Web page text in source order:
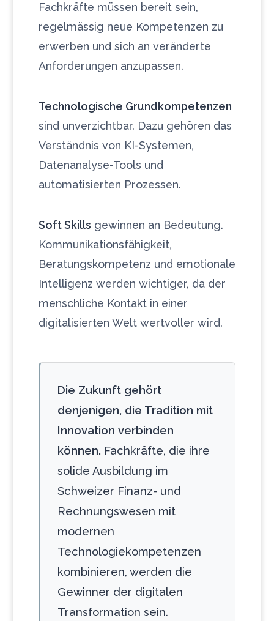
Fachkräfte müssen bereit sein,
regelmässig neue Kompetenzen zu
erwerben und sich an veränderte
Anforderungen anzupassen.
Technologische Grundkompetenzen
sind unverzichtbar. Dazu gehören das
Verständnis von KI-Systemen,
Datenanalyse-Tools und
automatisierten Prozessen.
Soft Skills gewinnen an Bedeutung.
Kommunikationsfähigkeit,
Beratungskompetenz und emotionale
Intelligenz werden wichtiger, da der
menschliche Kontakt in einer
digitalisierten Welt wertvoller wird.
Die Zukunft gehört
denjenigen, die Tradition mit
Innovation verbinden
können. Fachkräfte, die ihre
solide Ausbildung im
Schweizer Finanz- und
Rechnungswesen mit
modernen
Technologiekompetenzen
kombinieren, werden die
Gewinner der digitalen
Transformation sein.